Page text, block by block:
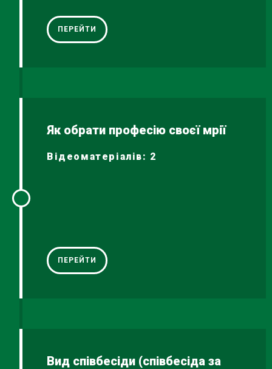
ПЕРЕЙТИ
Як обрати професію своєї мрії
Відеоматеріалів: 2
ПЕРЕЙТИ
Вид співбесіди (співбесіда за